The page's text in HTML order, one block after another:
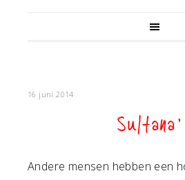
16 juni 2014
Andere mensen hebben een